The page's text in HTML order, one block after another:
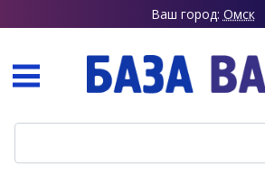
Ваш город: Омск